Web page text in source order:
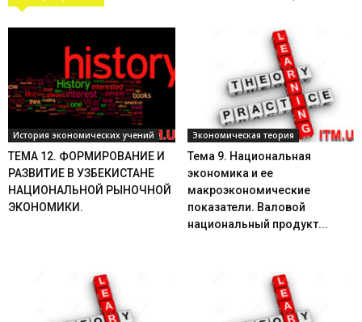
История экономических учений
ТЕМА 12. ФОРМИРОВАНИЕ И
РАЗВИТИЕ В УЗБЕКИСТАНЕ
НАЦИОНАЛЬНОЙ РЫНОЧНОЙ
ЭКОНОМИКИ.
Экономическая теория
Тема 9. Национальная
экономика и ее
макроэкономические
показатели. Валовой
национальный продукт...